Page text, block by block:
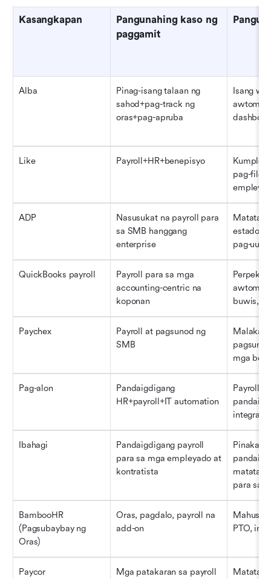
Kasangkapan
Pangunahing kaso ng
paggamit
Alba
Pinag-isang talaan ng
sahod+pag-track ng
oras+pag-apruba
Isang
Like Payroll+HR+benepisyo
pag-file
ADP
Nasusukat na payroll para
sa SMB hanggang
enterprise
Matatag
estado
pag-uulat
QuickBooks payroll
Payroll para sa mga
accounting-centric na
koponan
buwis,
Paychex
Payroll at pagsunod ng
SMB
Malakas
mga
Pag-alon
Pandaigdigang
HR+payroll+IT automation
Ibahagi
Pandaigdigang payroll
para sa mga empleyado at
kontratista
matatag
para sa
BambooHR
(Pagsubaybay ng
Oras)
Oras, pagdalo, payroll na
add-on
PTO,
Paycor Mga patakaran sa payroll Matatag